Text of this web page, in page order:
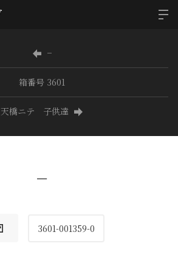
−
箱番号 3601
天橋ニテ 子供達
−
3601-001359-0